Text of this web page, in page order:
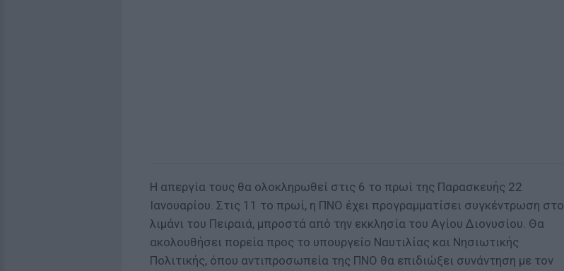
Η απεργία τους θα ολοκληρωθεί στις 6 το πρωί της Παρασκευής 22
Ιανουαρίου. Στις 11 το πρωί, η ΠΝΟ έχει προγραμματίσει συγκέντρωση στο
λιμάνι του Πειραιά, μπροστά από την εκκλησία του Αγίου Διονυσίου. Θα
ακολουθήσει πορεία προς το υπουργείο Ναυτιλίας και Νησιωτικής
Πολιτικής, όπου αντιπροσωπεία της ΠΝΟ θα επιδιώξει συνάντηση με τον